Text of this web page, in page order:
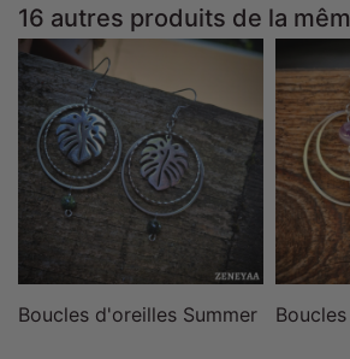
16 autres produits de la
Boucles d'oreilles Summer